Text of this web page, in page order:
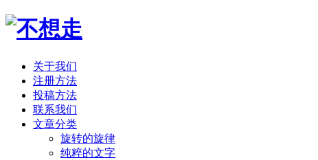
关于我们
注册方法
投稿方法
联系我们
文章分类
旋转的旋律
纯粹的文字